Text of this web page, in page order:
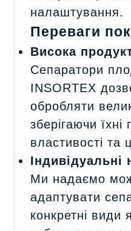
налаштування.
Переваги
Висока
Сепаратори
INSORTEX
обробляти
зберігаючи їхні
властивості та
Ми надаємо
адаптувати
конкретні види